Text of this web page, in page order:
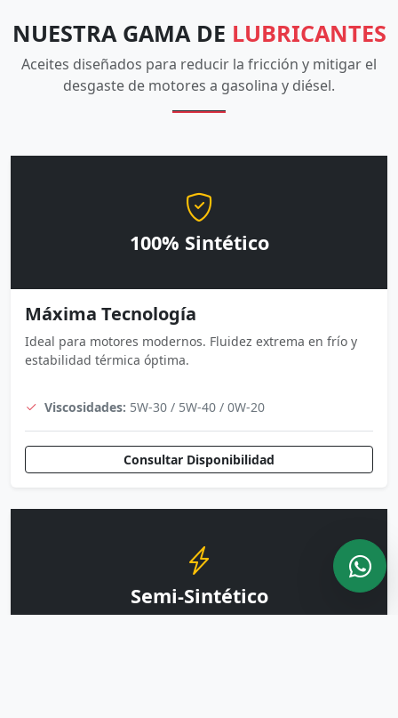
NUESTRA GAMA DE LUBRICANTES
Aceites diseñados para reducir la fricción y mitigar el
desgaste de motores a gasolina y diésel.
100% Sintético
Máxima Tecnología
Ideal para motores modernos. Fluidez extrema en frío y
estabilidad térmica óptima.
Viscosidades: 5W-30 / 5W-40 / 0W-20
Consultar Disponibilidad
Semi-Sintético